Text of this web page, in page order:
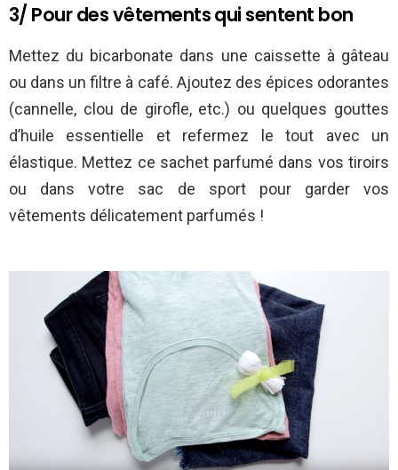
3/ Pour des vêtements qui sentent bon
Mettez du bicarbonate dans une caissette à gâteau
ou dans un filtre à café. Ajoutez des épices odorantes
(cannelle, clou de girofle, etc.) ou quelques gouttes
d’huile essentielle et refermez le tout avec un
élastique. Mettez ce sachet parfumé dans vos tiroirs
ou dans votre sac de sport pour garder vos
vêtements délicatement parfumés !